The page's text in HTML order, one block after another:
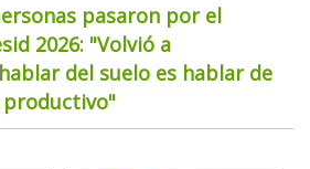
pasaron por el
2026: "Volvió a
del suelo es hablar de